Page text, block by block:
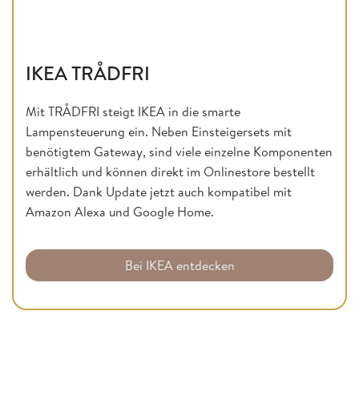
IKEA TRÅDFRI
Mit TRÅDFRI steigt IKEA in die smarte
Lampensteuerung ein. Neben Einsteigersets mit
benötigtem Gateway, sind viele einzelne Komponenten
erhältlich und können direkt im Onlinestore bestellt
werden. Dank Update jetzt auch kompatibel mit
Amazon Alexa und Google Home.
Bei IKEA entdecken